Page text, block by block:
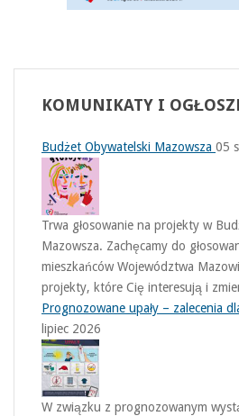
KOMUNIKATY I
Budżet Obywatelski Mazowsza 05
Trwa głosowanie na projekty w
Mazowsza. Zachęcamy do
mieszkańców Województwa
projekty, które Cię interesują i
Prognozowane upały – zalecenia
lipiec 2026
W związku z prognozowanym